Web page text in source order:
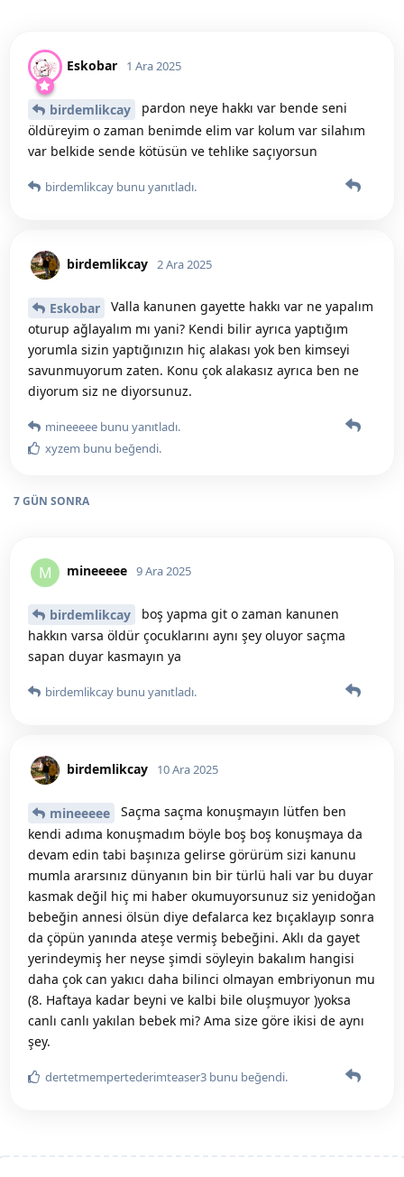
Eskobar 1 Ara 2025
birdemlikcay
pardon neye hakkı var bende seni
öldüreyim o zaman benimde elim var kolum var silahım
var belkide sende kötüsün ve tehlike saçıyorsun
birdemlikcay bunu yanıtladı.
birdemlikcay 2 Ara 2025
Eskobar
Valla kanunen gayette hakkı var ne yapalım
oturup ağlayalım mı yani? Kendi bilir ayrıca yaptığım
yorumla sizin yaptığınızın hiç alakası yok ben kimseyi
savunmuyorum zaten. Konu çok alakasız ayrıca ben ne
diyorum siz ne diyorsunuz.
mineeeee bunu yanıtladı.
xyzem bunu beğendi.
7 GÜN SONRA
M mineeeee 9 Ara 2025
birdemlikcay
boş yapma git o zaman kanunen
hakkın varsa öldür çocuklarını aynı şey oluyor saçma
sapan duyar kasmayın ya
birdemlikcay bunu yanıtladı.
birdemlikcay 10 Ara 2025
mineeeee
Saçma saçma konuşmayın lütfen ben
kendi adıma konuşmadım böyle boş boş konuşmaya da
devam edin tabi başınıza gelirse görürüm sizi kanunu
mumla ararsınız dünyanın bin bir türlü hali var bu duyar
kasmak değil hiç mi haber okumuyorsunuz siz yenidoğan
bebeğin annesi ölsün diye defalarca kez bıçaklayıp sonra
da çöpün yanında ateşe vermiş bebeğini. Aklı da gayet
yerindeymiş her neyse şimdi söyleyin bakalım hangisi
daha çok can yakıcı daha bilinci olmayan embriyonun mu
(8. Haftaya kadar beyni ve kalbi bile oluşmuyor )yoksa
canlı canlı yakılan bebek mi? Ama size göre ikisi de aynı
şey.
dertetmempertederimteaser3 bunu beğendi.